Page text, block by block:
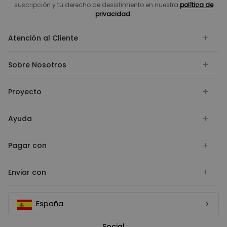
suscripción y tu derecho de desistimiento en nuestra política de
privacidad.
Atención al Cliente
Sobre Nosotros
Proyecto
Ayuda
Pagar con
Enviar con
España